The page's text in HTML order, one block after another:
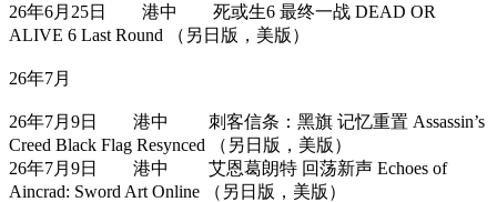
26年6月25日 港中 死或生6 最终一战 DEAD OR
ALIVE 6 Last Round （另日版，美版）
26年7月
26年7月9日 港中 刺客信条：黑旗 记忆重置 Assassin’s
Creed Black Flag Resynced （另日版，美版）
26年7月9日 港中 艾恩葛朗特 回荡新声 Echoes of
Aincrad: Sword Art Online （另日版，美版）